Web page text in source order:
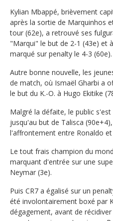
Kylian Mbappé, brièvement
après la sortie de Marquinhos
tour (62e), a retrouvé ses
"Marqui" le but de 2-1 (43e) et
marqué sur penalty le 4-3 (60e).
Autre bonne nouvelle, les
de match, où Ismaël Gharbi a
le but du K.-O. à Hugo Ekitike
Malgré la défaite, le public
jusqu'au but de Talisca
l'affrontement entre Ronaldo et
Le tout frais champion du
marquant d'entrée sur une
Neymar (3e).
Puis CR7 a égalisé sur un
été involontairement boxé par
dégagement, avant de